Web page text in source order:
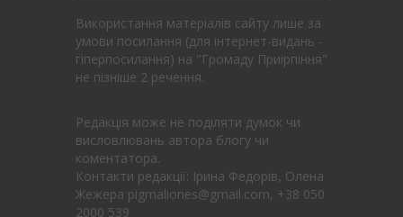
Використання матеріалів сайту лише за
умови посилання (для інтернет-видань -
гіперпосилання) на "Громаду Приірпіння"
не пізніше 2 речення.
Редакція може не поділяти думок чи
висловлювань автора блогу чи
коментатора.
Контакти редакції: Ірина Федорів, Олена
Жежера pigmaliones@gmail.com, +38 050
2000 539